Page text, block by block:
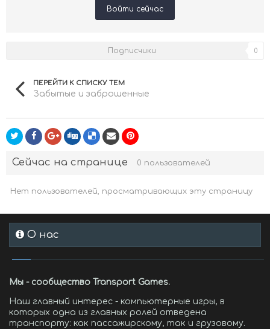
Войти сейчас
Подписчики 0
ПЕРЕЙТИ К СПИСКУ ТЕМ
Забытые и заброшенные
Сейчас на странице 0 пользователей
Нет пользователей, просматривающих эту страницу
О нас
Мы - сообщество Transport Games.
Наш главный интерес - компьютерные игры, в
которых одна из главных ролей отведена
транспорту: как пассажирскому, так и грузовому.